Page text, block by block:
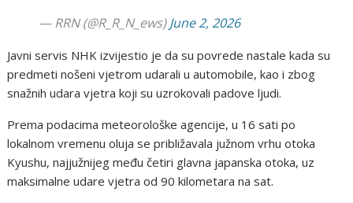
— RRN (@R_R_N_ews)June 2, 2026
Javni servis NHK izvijestio je da su povrede nastale kada su
predmeti nošeni vjetrom udarali u automobile, kao i zbog
snažnih udara vjetra koji su uzrokovali padove ljudi.
Prema podacima meteorološke agencije, u 16 sati po
lokalnom vremenu oluja se približavala južnom vrhu otoka
Kyushu, najjužnijeg među četiri glavna japanska otoka, uz
maksimalne udare vjetra od 90 kilometara na sat.